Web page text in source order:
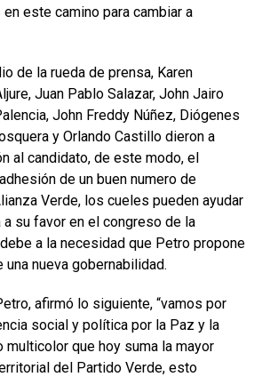
este camino para cambiar a
de la rueda de prensa, Karen
Juan Pablo Salazar, John Jairo
John Freddy Núñez, Diógenes
y Orlando Castillo dieron a
al candidato, de este modo, el
de un buen numero de
Verde, los cueles pueden ayudar
a su favor en el congreso de la
a la necesidad que Petro propone
nueva gobernabilidad.
afirmó lo siguiente, “vamos por
social y política por la Paz y la
multicolor que hoy suma la mayor
del Partido Verde, esto